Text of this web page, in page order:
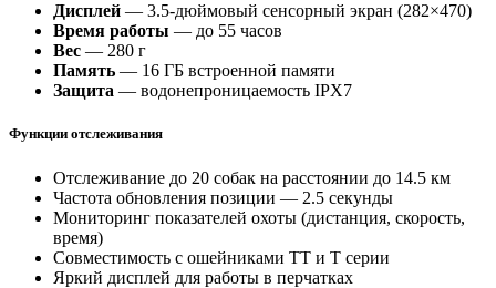
Дисплей — 3.5-дюймовый сенсорный экран (282×470)
Время работы — до 55 часов
Вес — 280 г
Память — 16 ГБ встроенной памяти
Защита — водонепроницаемость IPX7
Функции отслеживания
Отслеживание до 20 собак на расстоянии до 14.5 км
Частота обновления позиции — 2.5 секунды
Мониторинг показателей охоты (дистанция, скорость,
время)
Совместимость с ошейниками TT и T серии
Яркий дисплей для работы в перчатках